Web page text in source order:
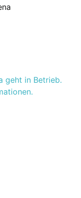
geht in Betrieb.